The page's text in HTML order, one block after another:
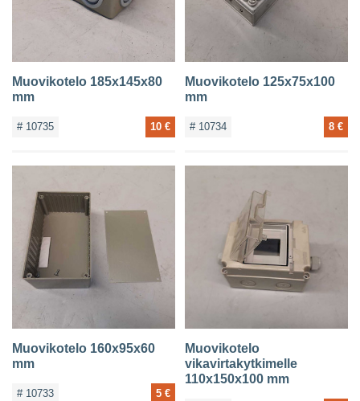
Muovikotelo 185x145x80
mm
# 10735 10 €
Muovikotelo 125x75x100
mm
# 10734 8 €
Muovikotelo 160x95x60
mm
# 10733 5 €
Muovikotelo
vikavirtakytkimelle
110x150x100 mm